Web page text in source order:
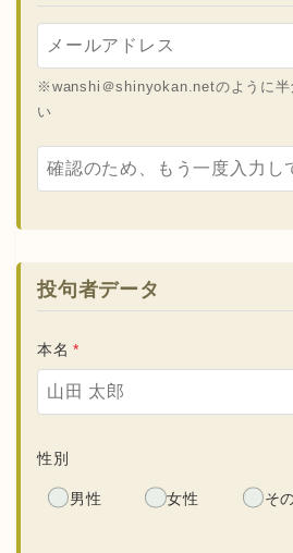
※wanshi＠shinyokan.netのように半
い
投句者データ
本名 *
性別
男性 女性 そ